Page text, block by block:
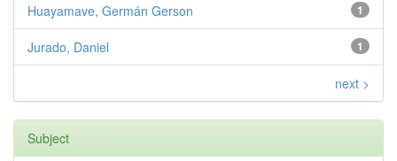
1
Huayamave, Germán Gerson
1
Jurado, Daniel
next >
Subject